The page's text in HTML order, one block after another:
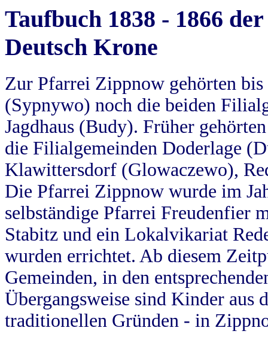
Taufbuch 1838 - 1866
Deutsch Krone
Zur Pfarrei Zippnow gehörten
(Sypnywo) noch die beiden
Jagdhaus (Budy). Früher
die Filialgemeinden Doderlage
Klawittersdorf (Glowaczewo),
Die Pfarrei Zippnow wurde im
selbständige Pfarrei Freudenfier
Stabitz und ein Lokalvikariat
wurden errichtet. Ab diesem
Gemeinden, in den
Übergangsweise sind Kinder aus
traditionellen Gründen - in